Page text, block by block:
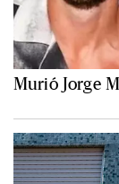
Murió Jorge